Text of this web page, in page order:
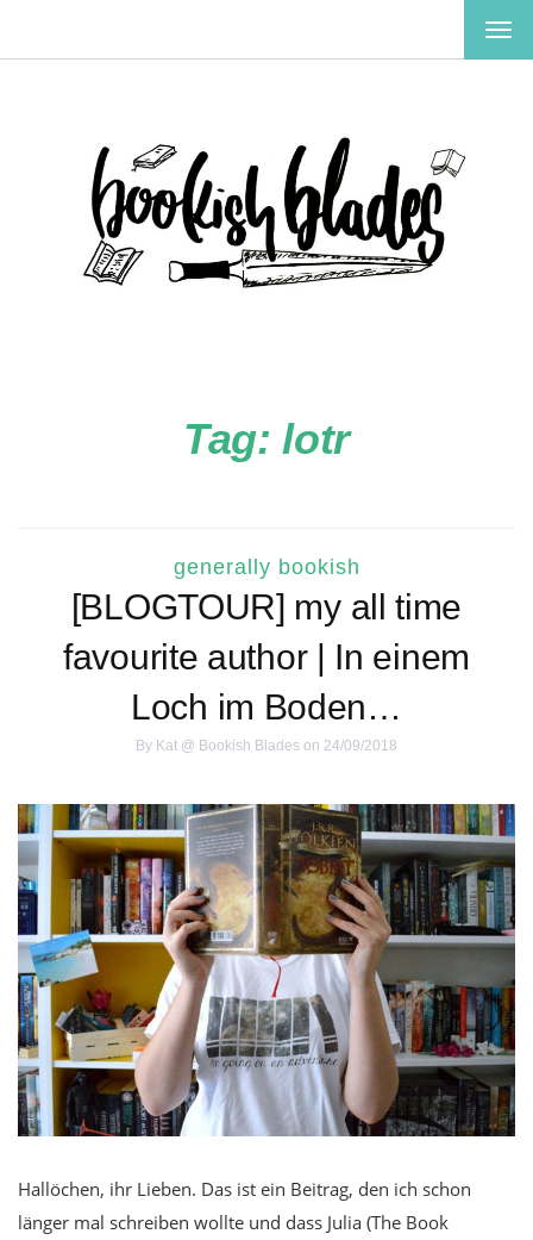
Tag: lotr
generally bookish
[BLOGTOUR] my all time
favourite author | In einem
Loch im Boden…
By Kat @ Bookish Blades on 24/09/2018
Hallöchen, ihr Lieben. Das ist ein Beitrag, den ich schon
länger mal schreiben wollte und dass Julia (The Book